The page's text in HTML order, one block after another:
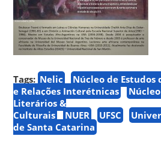
Tags: Nelic
Núcleo de
e Relações Interétnicas
Literários &
Culturais
NUER UFSC
de Santa Catarina